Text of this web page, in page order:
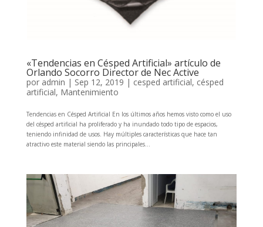
«Tendencias en Césped Artificial» artículo de
Orlando Socorro Director de Nec Active
por admin | Sep 12, 2019 | cesped artificial, césped
artificial, Mantenimiento
Tendencias en Césped Artificial En los últimos años hemos visto como el uso
del césped artificial ha proliferado y ha inundado todo tipo de espacios,
teniendo infinidad de usos. Hay múltiples características que hace tan
atractivo este material siendo las principales...